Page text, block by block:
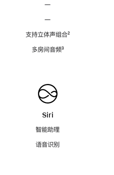
—
—
支持立体声组合脚
²
多房间音频脚
³
Siri
智能助理
语音识别